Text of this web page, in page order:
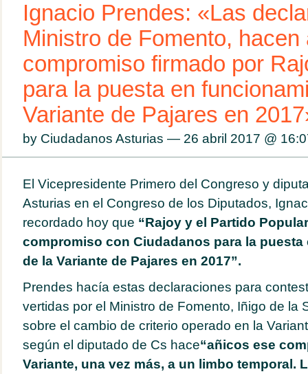
Ignacio Prendes: «Las
Ministro de Fomento, hacen
compromiso firmado por
para la puesta en
Variante de Pajares en
by Ciudadanos Asturias — 26 abril 2017 @
El Vicepresidente Primero del Congreso y
Asturias en el Congreso de los Diputados,
recordado hoy que “Rajoy y el Partido
compromiso con Ciudadanos para la
de la Variante de Pajares en 2017”.
Prendes hacía estas declaraciones para
vertidas por el Ministro de Fomento, Iñigo de la
sobre el cambio de criterio operado en la
según el diputado de Cs hace“añicos ese
Variante, una vez más, a un limbo temporal.